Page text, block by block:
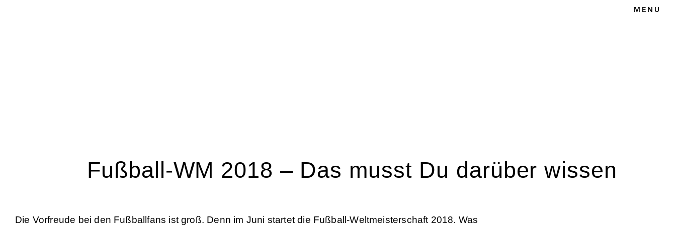
MENU
Fußball-WM 2018 – Das musst Du darüber wissen
Die Vorfreude bei den Fußballfans ist groß. Denn im Juni startet die Fußball-Weltmeisterschaft 2018. Was